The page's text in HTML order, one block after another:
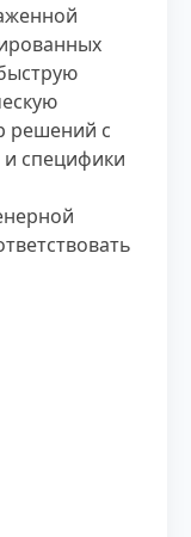
решений с
и специфики